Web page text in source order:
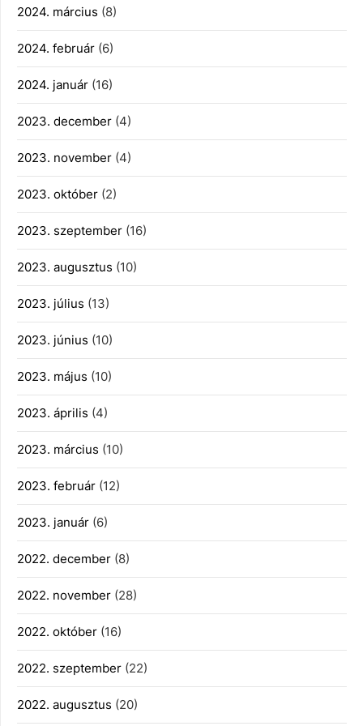
2024. március (8)
2024. február (6)
2024. január (16)
2023. december (4)
2023. november (4)
2023. október (2)
2023. szeptember (16)
2023. augusztus (10)
2023. július (13)
2023. június (10)
2023. május (10)
2023. április (4)
2023. március (10)
2023. február (12)
2023. január (6)
2022. december (8)
2022. november (28)
2022. október (16)
2022. szeptember (22)
2022. augusztus (20)